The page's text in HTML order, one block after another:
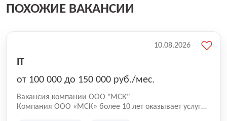
ПОХОЖИЕ ВАКАНСИИ
IT
от 100 000 до 150 000 руб./мес.
Вакансия компании ООО "МСК"
Компания ООО «МСК» более 10 лет оказывает услуги
10.08.2026